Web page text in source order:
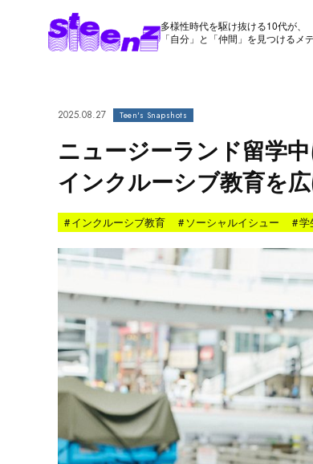
多様性時代を駆け抜ける10代が、
「自分」と「仲間」を見つけるメ
2025.08.27 Teen's Snapshots
ニュージーランド留学
インクルーシブ教育を
#インクルーシブ教育 # ソーシャルイシュー #学